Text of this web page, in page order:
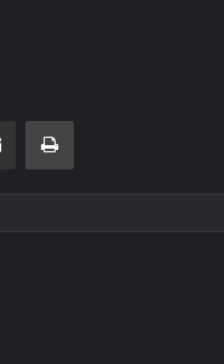
E-Posta ile paylaş Yazdır